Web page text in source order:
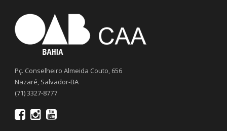
Pç. Conselheiro Almeida Couto, 656
Nazaré, Salvador-BA
(71) 3327-8777